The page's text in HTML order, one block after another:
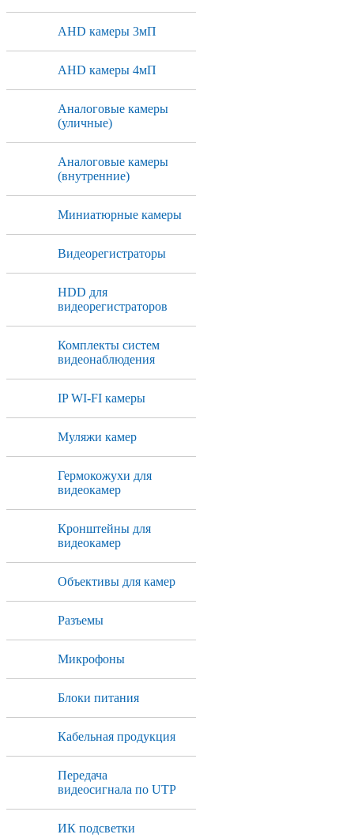
AHD камеры 3мП
AHD камеры 4мП
Аналоговые камеры
(уличные)
Аналоговые камеры
(внутренние)
Миниатюрные камеры
Видеорегистраторы
HDD для
видеорегистраторов
Комплекты систем
видеонаблюдения
IP WI-FI камеры
Муляжи камер
Гермокожухи для
видеокамер
Кронштейны для
видеокамер
Объективы для камер
Разъемы
Микрофоны
Блоки питания
Кабельная продукция
Передача
видеосигнала по UTP
ИК подсветки